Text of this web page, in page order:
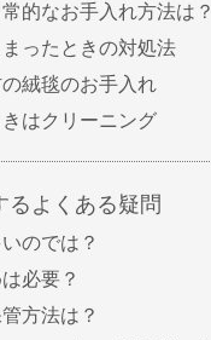
的なお手入れ方法は？
ったときの対処法
絨毯のお手入れ
はクリーニング
るよくある疑問
のでは？
必要？
方法は？